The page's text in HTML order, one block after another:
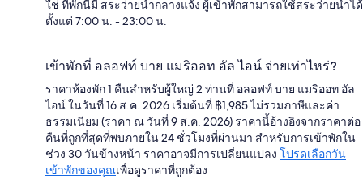
ใช่ ที่พักนี้มี สระว่ายน้ำกลางแจ้ง ผู้เข้าพักสามารถใช้สระว่ายน้ำได้
ตั้งแต่ 7:00 น. - 23:00 น.
เข้าพักที่ อลอฟท์ บาย แมริออท อัล ไอน์ จ่ายเท่าไหร่?
ราคาห้องพัก 1 คืนสำหรับผู้ใหญ่ 2 ท่านที่ อลอฟท์ บาย แมริออท อัล
ไอน์ ในวันที่ 16 ส.ค. 2026 เริ่มต้นที่ ฿1,985 ไม่รวมภาษีและค่า
ธรรมเนียม (ราคา ณ วันที่ 9 ส.ค. 2026) ราคานี้อ้างอิงจากราคาต่อ
คืนที่ถูกที่สุดที่พบภายใน 24 ชั่วโมงที่ผ่านมา สำหรับการเข้าพักใน
ช่วง 30 วันข้างหน้า ราคาอาจมีการเปลี่ยนแปลง โปรดเลือกวัน
เข้าพักของคุณเพื่อดูราคาที่ถูกต้อง